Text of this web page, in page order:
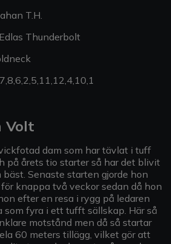
T.H.
Thunderbolt
Volt
dam som har tävlat i tuff
på årets tio starter så har det blivit
Senaste starten gjorde hon
knappa två veckor sedan då hon
efter en resa i rygg på ledaren
som fyra i ett tufft sällskap. Här så
motstånd men då så startar
60 meters tillägg, vilket gör att